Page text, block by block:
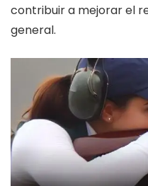
contribuir a mejorar el
general.